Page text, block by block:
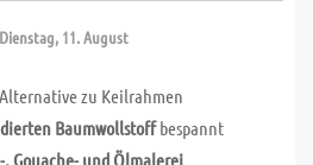
Dienstag, 11. August
zu Keilrahmen
Baumwollstoffbespannt
, Gouache- und Ölmalerei